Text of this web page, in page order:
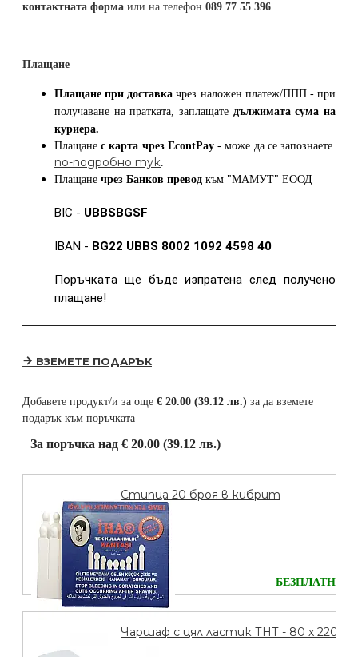
контактната форма или на телефон 089 77 55 396
Плащане
Плащане при доставка чрез наложен платеж/ППП - при
получаване на пратката, заплащате дължимата сума на
куриера.
Плащанес карта чрез EcontPay- може да се запознаете
по-подробно тук.
Плащане чрез Банков превод към "МАМУТ" ЕООД
BIC - UBBSBGSF
IBAN - BG22 UBBS 8002 1092 4598 40
Поръчката ще бъде изпратена след получено
плащане!
ВЗЕМЕТЕ ПОДАРЪК
Добавете продукт/и за още € 20.00 (39.12 лв.) за да вземете
подарък към поръчката
За поръчка над € 20.00 (39.12 лв.)
Стипца 20 броя в кибрит
БЕЗПЛАТНО
Чаршаф с цял ластик ТНТ - 80 х 220